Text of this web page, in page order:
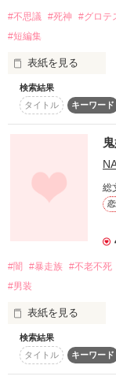
花火のように
……
祠の学園恋愛ホラー
※幽霊は出て来ま
読まないでくださ
「今の魔力量じゃ
そう言ってカルロ
優秀すぎるカルロ
を迫る女など厄介
もちろんアタナシ
そんな困難も解決
いくが、トラブル
カルロは無事不老
できるのか――！
#不思議 #死神 #グロテ
#短編集
表紙を見る
ワケアリ（ホラー
いただいておりま
料金は結構です。
ください。
先代に愛され
慈しまれてきたも
とても寂しがって
検索結果
タイトル
キーワード
総
#闇 #暴走族 #不老不死
#男装
表紙を見る
はじめまして～
今回初めて書くの
れません！
検索結果
タイトル
キーワード